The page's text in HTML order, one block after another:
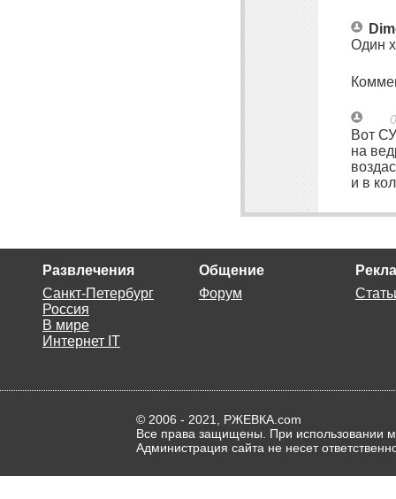
Один
Вот
на
и в
Развлечения
Санкт-Петербург
Россия
В мире
Интернет IT
Общение
Форум
© 2006 - 2021, РЖЕВКА.com
Все права защищены. При использовании
Администрация сайта не несет